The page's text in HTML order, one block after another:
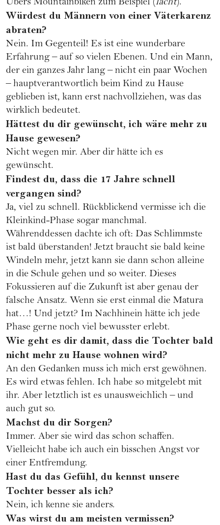
Übers Mountainbiken zum Beispiel (lacht).
Würdest du Männern von einer Väterkarenz
abraten?
Nein. Im Gegenteil! Es ist eine wunderbare
Erfahrung – auf so vielen Ebenen. Und ein Mann,
der ein ganzes Jahr lang – nicht ein paar Wochen
– hauptverantwortlich beim Kind zu Hause
geblieben ist, kann erst nachvollziehen, was das
wirklich bedeutet.
Hättest du dir gewünscht, ich wäre mehr zu
Hause gewesen?
Nicht wegen mir. Aber dir hätte ich es
gewünscht.
Findest du, dass die 17 Jahre schnell
vergangen sind?
Ja, viel zu schnell. Rückblickend vermisse ich die
Kleinkind-Phase sogar manchmal.
Währenddessen dachte ich oft: Das Schlimmste
ist bald überstanden! Jetzt braucht sie bald keine
Windeln mehr, jetzt kann sie dann schon alleine
in die Schule gehen und so weiter. Dieses
Fokussieren auf die Zukunft ist aber genau der
falsche Ansatz. Wenn sie erst einmal die Matura
hat…! Und jetzt? Im Nachhinein hätte ich jede
Phase gerne noch viel bewusster erlebt.
Wie geht es dir damit, dass die Tochter bald
nicht mehr zu Hause wohnen wird?
An den Gedanken muss ich mich erst gewöhnen.
Es wird etwas fehlen. Ich habe so mitgelebt mit
ihr. Aber letztlich ist es unausweichlich – und
auch gut so.
Machst du dir Sorgen?
Immer. Aber sie wird das schon schaffen.
Vielleicht habe ich auch ein bisschen Angst vor
einer Entfremdung.
Hast du das Gefühl, du kennst unsere
Tochter besser als ich?
Nein, ich kenne sie anders.
Was wirst du am meisten vermissen?